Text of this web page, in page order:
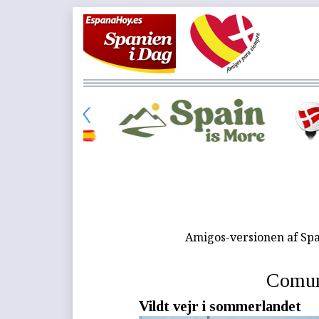
Amigos-versionen af
Vildt vejr i sommerlandet